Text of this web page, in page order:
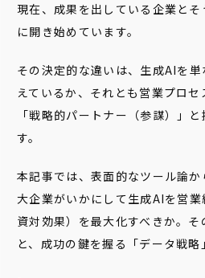
現在、成果を出している企業と
に開き始めています。
その決定的な違いは、生成AIを
えているか、それとも営業プロ
「戦略的パートナー（参謀）」
す。
本記事では、表面的なツール論か
大企業がいかにして生成AIを営
資対効果）を最大化すべきか。
と、成功の鍵を握る「データ戦略